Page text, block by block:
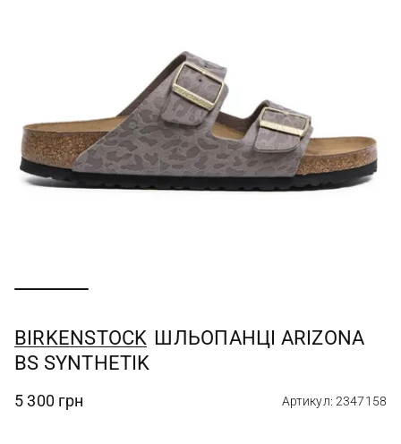
BIRKENSTOCK ШЛЬОПАНЦІ ARIZONA
BS SYNTHETIK
5 300 грн Артикул: 2347158